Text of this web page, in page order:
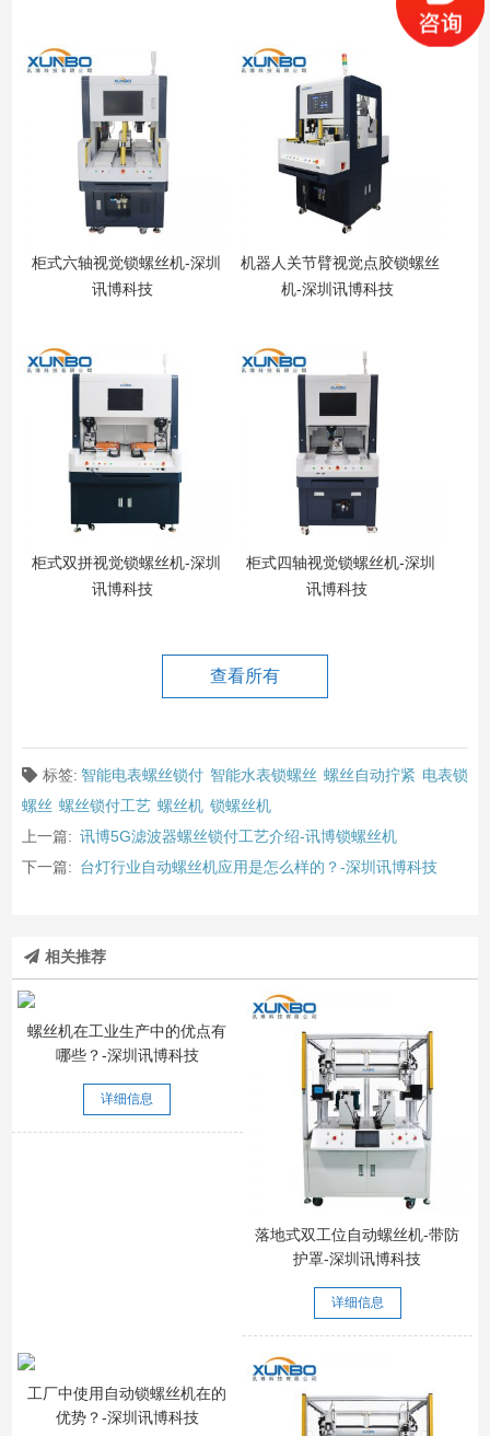
柜式六轴视觉锁螺丝机-深圳
讯博科技
机器人关节臂视觉点胶锁螺丝
机-深圳讯博科技
柜式双拼视觉锁螺丝机-深圳
讯博科技
柜式四轴视觉锁螺丝机-深圳
讯博科技
查看所有
标签: 智能电表螺丝锁付 智能水表锁螺丝 螺丝自动拧紧 电表锁
螺丝 螺丝锁付工艺 螺丝机 锁螺丝机
上一篇: 讯博5G滤波器螺丝锁付工艺介绍-讯博锁螺丝机
下一篇: 台灯行业自动螺丝机应用是怎么样的？-深圳讯博科技
相关推荐
螺丝机在工业生产中的优点有
哪些？-深圳讯博科技
详细信息
落地式双工位自动螺丝机-带防
护罩-深圳讯博科技
详细信息
工厂中使用自动锁螺丝机在的
优势？-深圳讯博科技